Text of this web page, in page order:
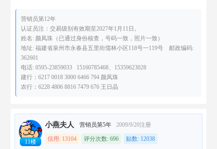
营销员第12年
认证员注：交易级别有效期至2027年1月11日。
姓名: 颜凤珠（已通过身份核查，号码一致，照片一致）
地址: 福建省泉州市永春县五里街儒林小区118号一119号 邮政编码:
362601
电话: 0595-23859033 15160785468、15359623028
建行：6217 0018 3000 6466 794 颜凤珠
农行：6228 4806 8816 7479 676 王日晶
11楼
小燕夫人 营销员第5年 2009/9/20注册
信用: 13104 评分次数: 696 贴数: 12038